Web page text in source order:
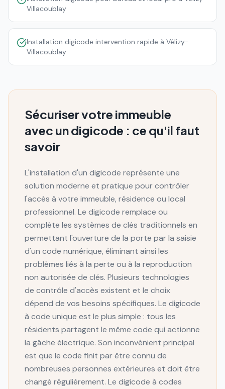
Villacoublay
Installation digicode intervention rapide à Vélizy-
Villacoublay
Sécuriser votre immeuble
avec un digicode : ce qu'il faut
savoir
L'installation d'un digicode représente une
solution moderne et pratique pour contrôler
l'accès à votre immeuble, résidence ou local
professionnel. Le digicode remplace ou
complète les systèmes de clés traditionnels en
permettant l'ouverture de la porte par la saisie
d'un code numérique, éliminant ainsi les
problèmes liés à la perte ou à la reproduction
non autorisée de clés. Plusieurs technologies
de contrôle d'accès existent et le choix
dépend de vos besoins spécifiques. Le digicode
à code unique est le plus simple : tous les
résidents partagent le même code qui actionne
la gâche électrique. Son inconvénient principal
est que le code finit par être connu de
nombreuses personnes extérieures et doit être
changé régulièrement. Le digicode à codes